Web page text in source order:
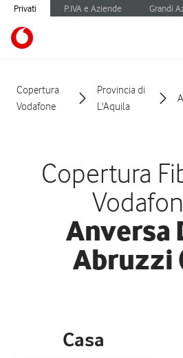
Privati P.IVA e Aziende Grandi
Copertura
Vodafone
Provincia di
L'Aquila
Copertura
Anversa
Abruzzi
Casa